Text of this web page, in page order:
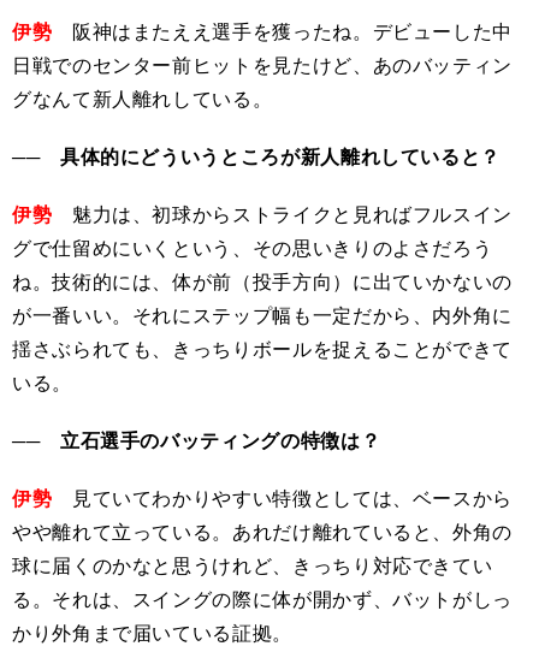
伊勢 阪神はまたええ選手を獲ったね。デビューした中
日戦でのセンター前ヒットを見たけど、あのバッティン
グなんて新人離れしている。
── 具体的にどういうところが新人離れしていると？
伊勢 魅力は、初球からストライクと見ればフルスイン
グで仕留めにいくという、その思いきりのよさだろう
ね。技術的には、体が前（投手方向）に出ていかないの
が一番いい。それにステップ幅も一定だから、内外角に
揺さぶられても、きっちりボールを捉えることができて
いる。
── 立石選手のバッティングの特徴は？
伊勢 見ていてわかりやすい特徴としては、ベースから
やや離れて立っている。あれだけ離れていると、外角の
球に届くのかなと思うけれど、きっちり対応できてい
る。それは、スイングの際に体が開かず、バットがしっ
かり外角まで届いている証拠。